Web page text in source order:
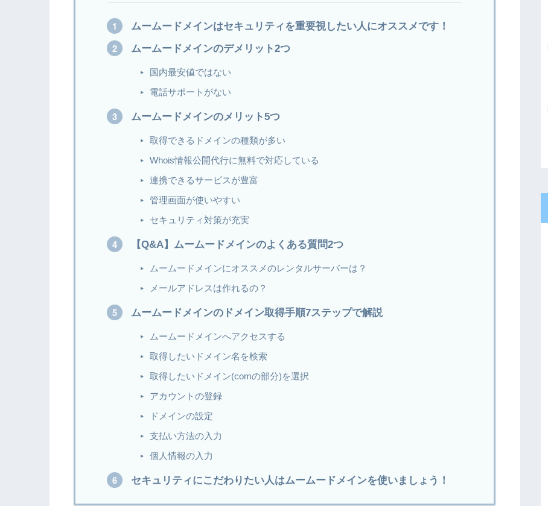
ムームードメインはセキュリティを重要視したい人にオススメです！
ムームードメインのデメリット2つ
国内最安値ではない
電話サポートがない
ムームードメインのメリット5つ
取得できるドメインの種類が多い
Whois情報公開代行に無料で対応している
連携できるサービスが豊富
管理画面が使いやすい
セキュリティ対策が充実
【Q&A】ムームードメインのよくある質問2つ
ムームードメインにオススメのレンタルサーバーは？
メールアドレスは作れるの？
ムームードメインのドメイン取得手順7ステップで解説
ムームードメインへアクセスする
取得したいドメイン名を検索
取得したいドメイン(comの部分)を選択
アカウントの登録
ドメインの設定
支払い方法の入力
個人情報の入力
セキュリティにこだわりたい人はムームードメインを使いましょう！